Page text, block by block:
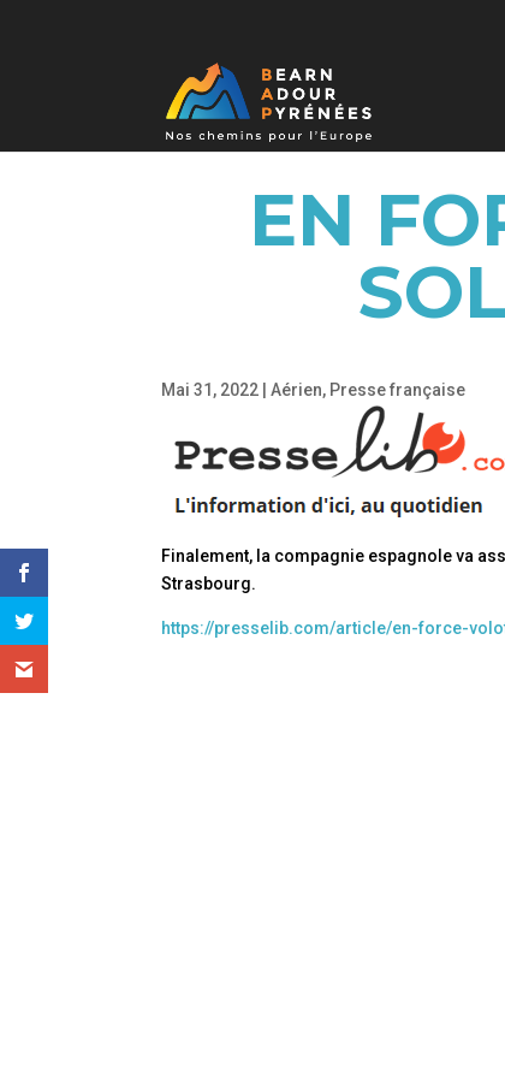
EN
Mai 31, 2022 |Aérien, Presse française
Finalement, la compagnie espagnole va
Strasbourg.
https://presselib.com/article/en-force-